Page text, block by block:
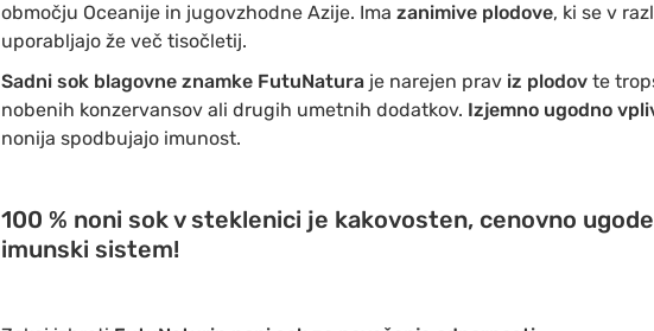
območju Oceanije in jugovzhodne Azije. Ima zanimive plodove, ki se v
uporabljajo že več tisočletij.
Sadni sok blagovne znamke FutuNatura je narejen prav iz plodov te
nobenih konzervansov ali drugih umetnih dodatkov. Izjemno ugodno
nonija spodbujajo imunost.
100 % noni sok v steklenici je kakovosten, cenovno
imunski sistem!